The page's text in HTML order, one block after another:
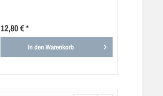
12,80 € *
In denWarenkorb